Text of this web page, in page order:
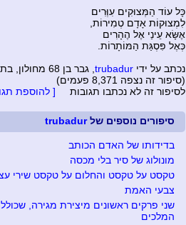
כָּל עוֹד הַמְּצוּקִים עִוְּרִים
לִמְצוּקוֹת אָדָם טְמִירוֹת,
אֶשָּׂא עֵינַי אֶל הֶהָרִים
כְּאֶל פִּסְגַּת הַמּוֹתָרוֹת.
נכתב על ידי trubadur , גבר בן 68 מחולון, בתאריך 07/01/2015
(סיפור זה נצפה 8,371 פעמים)
לסיפור זה לא נכתבו תגובות [ להוספת
סיפורים נוספים שלtrubadur
בדידותו של האדם הכותב
מונולוג של סיר בלי מכסה
טקסט על טקסט והחלום על טקסט שירי עצמאי
צבעי האמת
המלכים